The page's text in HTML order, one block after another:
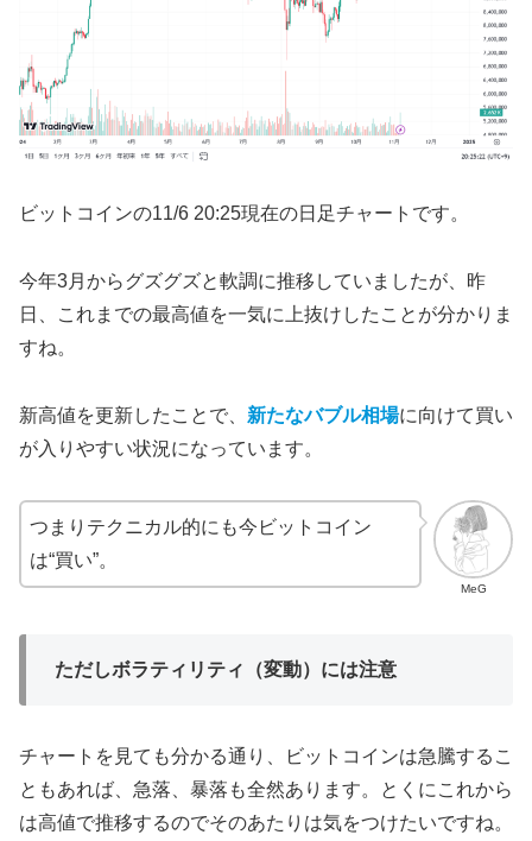
ビットコインの11/6 20:25現在の日足チャートです。
今年3月からグズグズと軟調に推移していましたが、昨
日、これまでの最高値を一気に上抜けしたことが分かりま
すね。
新高値を更新したことで、 新たなバブル相場に向けて買い
が入りやすい状況になっています。
MeG
つまりテクニカル的にも今ビットコイン
は“買い”。
ただしボラティリティ（変動）には注意
チャートを見ても分かる通り、ビットコインは急騰するこ
ともあれば、急落、暴落も全然あります。とくにこれから
は高値で推移するのでそのあたりは気をつけたいですね。